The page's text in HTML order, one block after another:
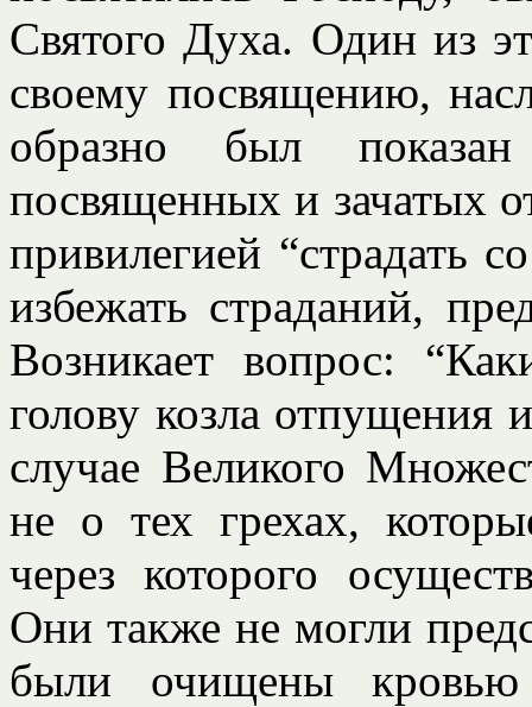
Святого Духа. Один из
своему посвящению,
образно был
посвященных и зачатых
привилегией “страдать
избежать страданий,
Возникает вопрос:
голову козла отпущения
случае Великого
не о тех грехах,
через которого
Они также не могли
были очищены кровью